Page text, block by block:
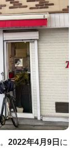
。 2022年4月9日 に